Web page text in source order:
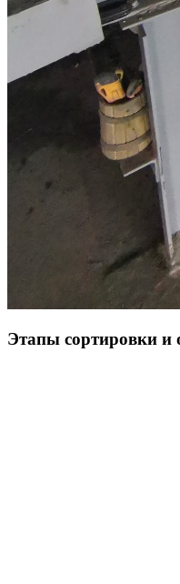
Этапы сортировки и